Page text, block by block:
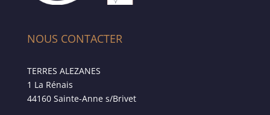
NOUS CONTACTER
TERRES ALEZANES
1 La Rénais
44160 Sainte-Anne s/Brivet